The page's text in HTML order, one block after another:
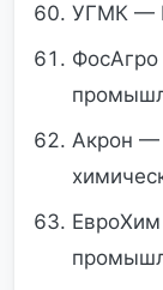
УГМК —
Акрон —